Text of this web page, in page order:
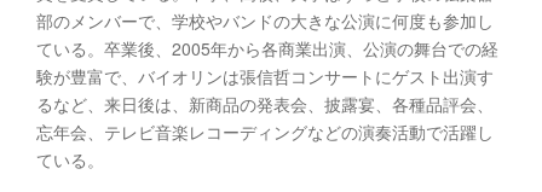
部のメンバーで、学校やバンドの大きな公演に何度も参加し
ている。卒業後、2005年から各商業出演、公演の舞台での経
験が豊富で、バイオリンは張信哲コンサートにゲスト出演す
るなど、来日後は、新商品の発表会、披露宴、各種品評会、
忘年会、テレビ音楽レコーディングなどの演奏活動で活躍し
ている。